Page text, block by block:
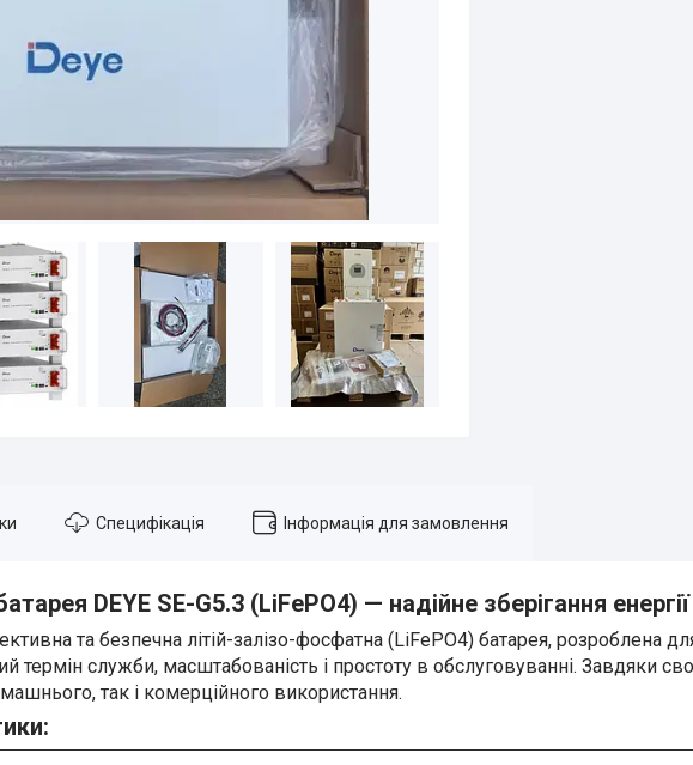
Специфікація Інформація для замовлення
DEYE SE-G5.3 (LiFePO4) — надійне зберігання
та безпечна літій-залізо-фосфатна (LiFePO4) батарея, розроблена
термін служби, масштабованість і простоту в обслуговуванні. Завдяки
так і комерційного використання.